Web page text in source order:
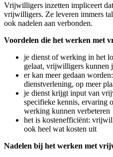
Vrijwilligers inzetten impliceert
vrijwilligers. Ze leveren immers
ook nadelen aan verbonden.
Voordelen die het werken met
je dienst of werking in het
gelaat, vrijwilligers kunnen
er kan meer gedaan
dienstverlening, op meer
je dienst krijgt input van
specifieke kennis, ervaring
werking kunnen verbeteren
het is kostenefficiënt:
ook heel wat kosten uit
Nadelen bij het werken met